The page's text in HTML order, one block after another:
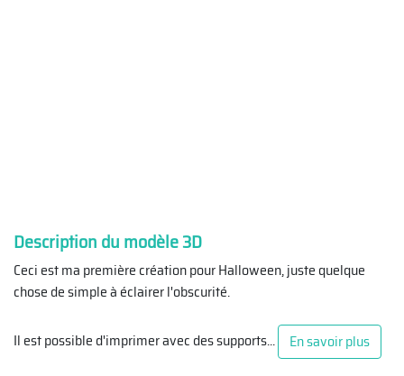
Description du modèle 3D
Ceci est ma première création pour Halloween, juste quelque
chose de simple à éclairer l'obscurité.
Il est possible d'imprimer avec des supports... En savoir plus